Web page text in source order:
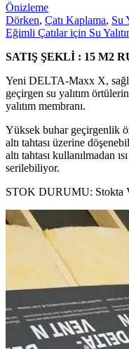
Önizleme
Dörken, Çatı Kaplama, Su
Eğimli Çatılar için Su
SATIŞ ŞEKLİ : 15 M2
Yeni DELTA-Maxx X,
geçirgen su yalıtım
yalıtım membranı.
Yüksek buhar geçirgenlik
altı tahtası üzerine
altı tahtası kullanılmadan
serilebiliyor.
STOK DURUMU: Stokta